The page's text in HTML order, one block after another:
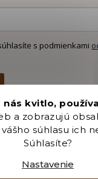
nás kvitlo,
a zobrazujú
súhlasu ich
Súhlasíte?
Nastavenie
s podmienkami
Shoptet Premium